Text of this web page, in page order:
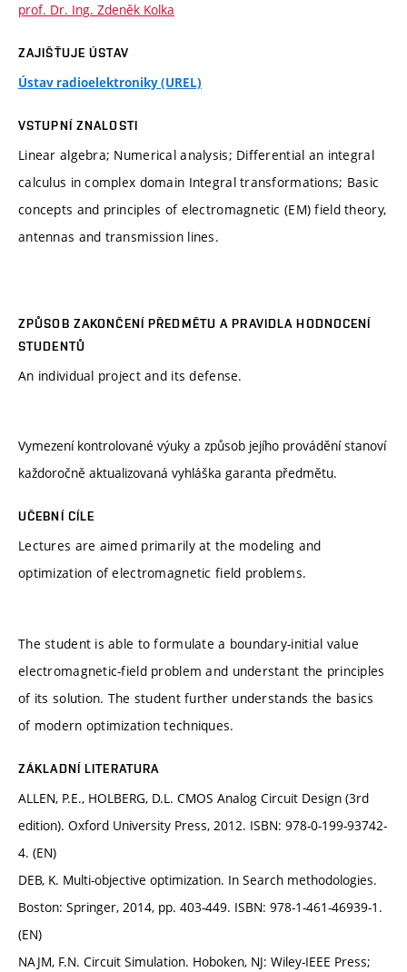
prof. Dr. Ing. Zdeněk Kolka
ZAJIŠŤUJE ÚSTAV
Ústav radioelektroniky (UREL)
VSTUPNÍ ZNALOSTI
Linear algebra; Numerical analysis; Differential an integral
calculus in complex domain Integral transformations; Basic
concepts and principles of electromagnetic (EM) field theory,
antennas and transmission lines.
ZPŮSOB ZAKONČENÍ PŘEDMĚTU A PRAVIDLA HODNOCENÍ
STUDENTŮ
An individual project and its defense.
Vymezení kontrolované výuky a způsob jejího provádění stanoví
každoročně aktualizovaná vyhláška garanta předmětu.
UČEBNÍ CÍLE
Lectures are aimed primarily at the modeling and
optimization of electromagnetic field problems.
The student is able to formulate a boundary-initial value
electromagnetic-field problem and understant the principles
of its solution. The student further understands the basics
of modern optimization techniques.
ZÁKLADNÍ LITERATURA
ALLEN, P.E., HOLBERG, D.L. CMOS Analog Circuit Design (3rd
edition). Oxford University Press, 2012. ISBN: 978-0-199-93742-
4. (EN)
DEB, K. Multi-objective optimization. In Search methodologies.
Boston: Springer, 2014, pp. 403-449. ISBN: 978-1-461-46939-1.
(EN)
NAJM, F.N. Circuit Simulation. Hoboken, NJ: Wiley-IEEE Press;